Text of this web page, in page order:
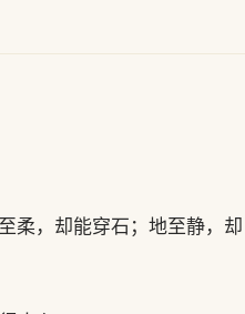
柔，却能穿石；地至静，却